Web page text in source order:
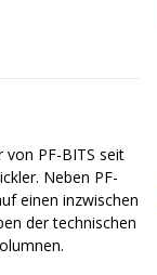
von PF-BITS seit
Neben PF-
einen inzwischen
der technischen